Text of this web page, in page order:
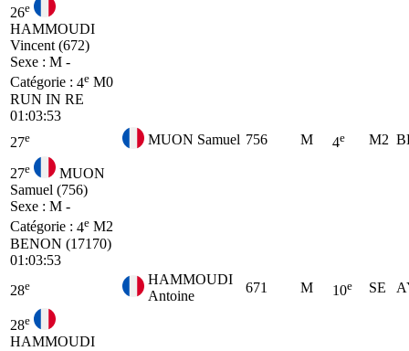
26e
HAMMOUDI
Vincent (672)
Sexe : M -
Catégorie : 4e M0
RUN IN RE
01:03:53
27e MUON Samuel 756 M 4e M2
27e
MUON
Samuel (756)
Sexe : M -
Catégorie : 4e M2
BENON (17170)
01:03:53
28e
HAMMOUDI
Antoine
671 M 10e SE
28e
HAMMOUDI